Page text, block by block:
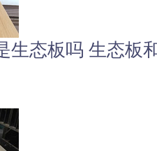
生态板吗 生态板